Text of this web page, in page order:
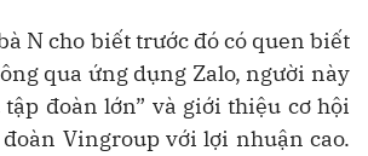
N cho biết trước đó có quen biết
qua ứng dụng Zalo, người này
đoàn lớn” và giới thiệu cơ hội
Vingroup với lợi nhuận cao.